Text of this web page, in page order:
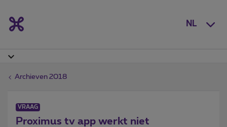
NL
Archieven 2018
VRAAG
Proximus tv app werkt niet